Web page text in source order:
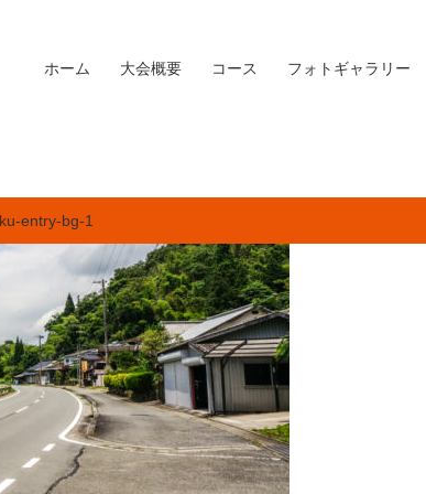
ホーム 大会概要 コース フォトギャラリー
entry-bg-1